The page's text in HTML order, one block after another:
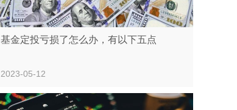
基金定投亏损了怎么办，有以下五点
2023-05-12